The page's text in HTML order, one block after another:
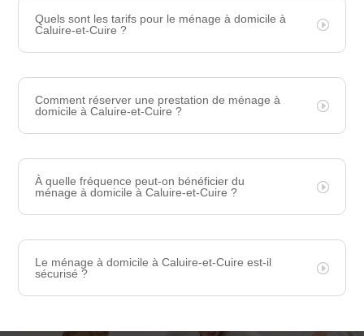
Quels sont les tarifs pour le ménage à domicile à
Caluire-et-Cuire ?
Comment réserver une prestation de ménage à
domicile à Caluire-et-Cuire ?
À quelle fréquence peut-on bénéficier du
ménage à domicile à Caluire-et-Cuire ?
Le ménage à domicile à Caluire-et-Cuire est-il
sécurisé ?